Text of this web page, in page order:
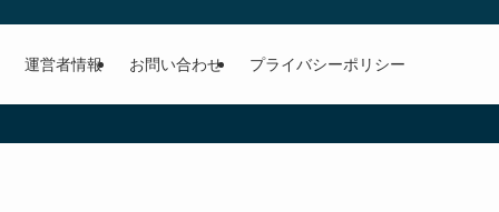
運営者情報 お問い合わせ プライバシーポリシー